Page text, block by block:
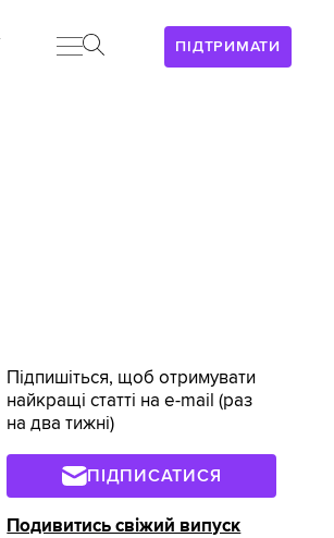
ПІДТРИМАТИ
Підпишіться, щоб отримувати
найкращі статті на e-mail (раз
на два тижні)
ПІДПИСАТИСЯ
Подивитись свіжий випуск